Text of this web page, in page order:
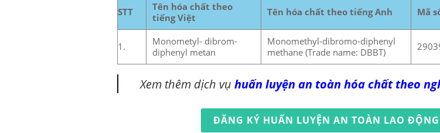
STT
Tên hóa chất theo
tiếng Việt
Tên hóa chất theo tiếng Anh Mã
1.
Monometyl- dibrom-
diphenyl metan
Monomethyl-dibromo-diphenyl
methane (Trade name: DBBT)
Xem thêm dịch vụhuấn luyện an toàn hóa chất theo
ĐĂNG KÝ HUẤN LUYỆN AN TOÀN LAO